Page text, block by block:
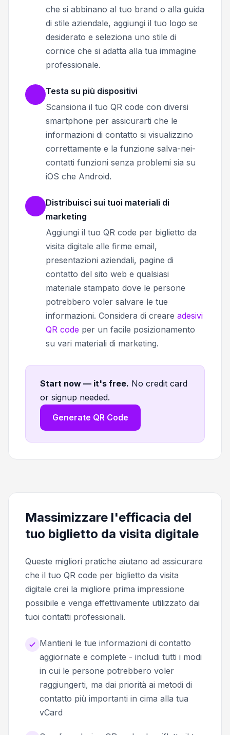
che si abbinano al tuo brand o alla guida
di stile aziendale, aggiungi il tuo logo se
desiderato e seleziona uno stile di
cornice che si adatta alla tua immagine
professionale.
Testa su più dispositivi
Scansiona il tuo QR code con diversi
smartphone per assicurarti che le
informazioni di contatto si visualizzino
correttamente e la funzione salva-nei-
contatti funzioni senza problemi sia su
iOS che Android.
Distribuisci sui tuoi materiali di
marketing
Aggiungi il tuo QR code per biglietto da
visita digitale alle firme email,
presentazioni aziendali, pagine di
contatto del sito web e qualsiasi
materiale stampato dove le persone
potrebbero voler salvare le tue
informazioni. Considera di creare adesivi
QR code per un facile posizionamento
su vari materiali di marketing.
Start now — it's free. No credit card
or signup needed.
Generate QR Code
Massimizzare l'efficacia del
tuo biglietto da visita digitale
Queste migliori pratiche aiutano ad assicurare
che il tuo QR code per biglietto da visita
digitale crei la migliore prima impressione
possibile e venga effettivamente utilizzato dai
tuoi contatti professionali.
Mantieni le tue informazioni di contatto
aggiornate e complete - includi tutti i modi
in cui le persone potrebbero voler
raggiungerti, ma dai priorità ai metodi di
contatto più importanti in cima alla tua
vCard